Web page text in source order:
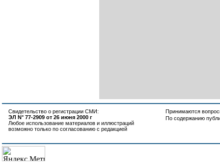
Свидетельство о регистрации СМИ:
ЭЛ N° 77-2909 от 26 июня 2000 г
Любое использование материалов и иллюстраций
возможно только по согласованию с редакцией
Принимаются
По содержанию